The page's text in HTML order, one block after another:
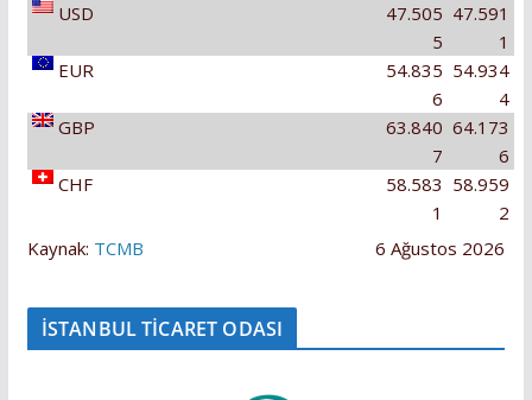
USD
47.591
1
47.505
5
EUR
54.934
4
54.835
6
GBP
64.173
6
63.840
7
CHF
58.959
2
58.583
1
Kaynak: TCMB 6 Ağustos 2026
İSTANBUL TİCARET ODASI